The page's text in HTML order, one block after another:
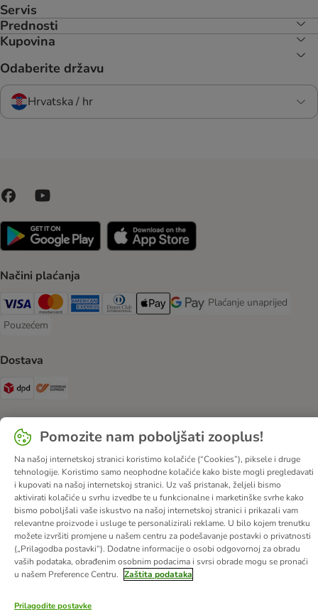
Servis
Prednosti
Kupovina
Odaberite državu
Hrvatska / hr
Načini plaćanja
Visa Payment Method
MasterCard Payment Method
American Express Payment Method
Diners Club Payment Method
Payment MethodGoogle pay Payment Method
Plaćanje unaprijed
Plaćanje unaprijed
Pouzećem
Pouzećem Payment Method
Dostava
DPD Shipping Method
Sigurnost
Security
O nama Karijere Web stranica tvrtke Impressum
DSA
Opći uvjeti poslovanja
Odustati od ugovora
Kontakt
Troškovi slanja i vrijeme dostave
Načini plaćanja
Propisi o uklanjanju otpada
Zaštita podataka
Pomozite nam poboljšati zooplus!
Na našoj internetskoj stranici koristimo kolačiće (“Cookies”), piksele i druge
tehnologije. Koristimo samo neophodne kolačiće kako biste mogli pregledavati
i kupovati na našoj internetskoj stranici. Uz vaš pristanak, željeli bismo
aktivirati kolačiće u svrhu izvedbe te u funkcionalne i marketinške svrhe kako
bismo poboljšali vaše iskustvo na našoj internetskoj stranici i prikazali vam
relevantne proizvode i usluge te personalizirali reklame. U bilo kojem trenutku
možete izvršiti promjene u našem centru za podešavanje postavki o privatnosti
(„Prilagodba postavki“). Dodatne informacije o osobi odgovornoj za obradu
vaših podataka, obrađenim osobnim podacima i svrsi obrade mogu se pronaći
u našem Preference Centru. Zaštita podataka
Prilagodite postavke